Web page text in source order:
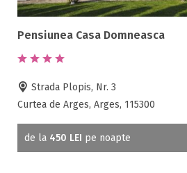
Pensiunea Casa Domneasca
Strada Plopis, Nr. 3
Curtea de Arges, Arges, 115300
de la 450 LEI pe noapte